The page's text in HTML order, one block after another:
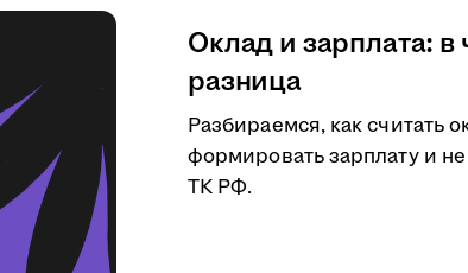
Оклад и зарплата: в
разница
Разбираемся, как считать
формировать зарплату и
ТК РФ.